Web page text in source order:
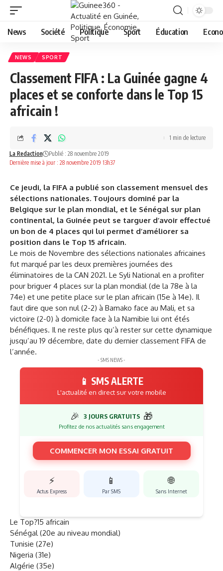
News Société Politique Sport Éducation
NEWS SPORT
Classement FIFA : La Guinée gagne 4
places et se conforte dans le Top 15
africain !
Dernière mise à jour : 28 novembre 2019 13h37
La Redaction Publié : 28 novembre 2019
1 min de lecture
Ce jeudi, la FIFA a publié son classement mensuel des
sélections nationales. Toujours dominé par la
Belgique sur le plan mondial, et le Sénégal sur plan
continental, la Guinée peut se targuer d’avoir effectué
un bon de 4 places qui lui permet d’améliorer sa
position dans le Top 15 africain.
Le mois de Novembre des sélections nationales africaines
fut marqué par les deux premières journées des
éliminatoires de la CAN 2021. Le Syli National en a profiter
pour briguer 4 places sur la plan mondial (de la 78e à la
74e) et une petite place sur le plan africain (15e à 14e). Il
faut dire que son nul (2-2) à Bamako face au Mali, et sa
victoire (2-0) à domicile face à la Namibie lui ont étés
bénéfiques. Il ne reste plus qu’à rester sur cette dynamique
jusqu’au 19 décembre, date du dernier classement FIFA de
l’année.
- SMS NEWS -
📱 SMS ALERTE
L'actualité en direct sur votre mobile
🎉 3 JOURS GRATUITS 🎁
Profitez de nos actualités sans engagement
COMMENCER MON ESSAI GRATUIT
⚡
Actus Express
📱
Par SMS
🌐
Sans Internet
Le Top?15 africain
Sénégal (20e au niveau mondial)
Tunisie (27e)
Nigeria (31e)
Algérie (35e)